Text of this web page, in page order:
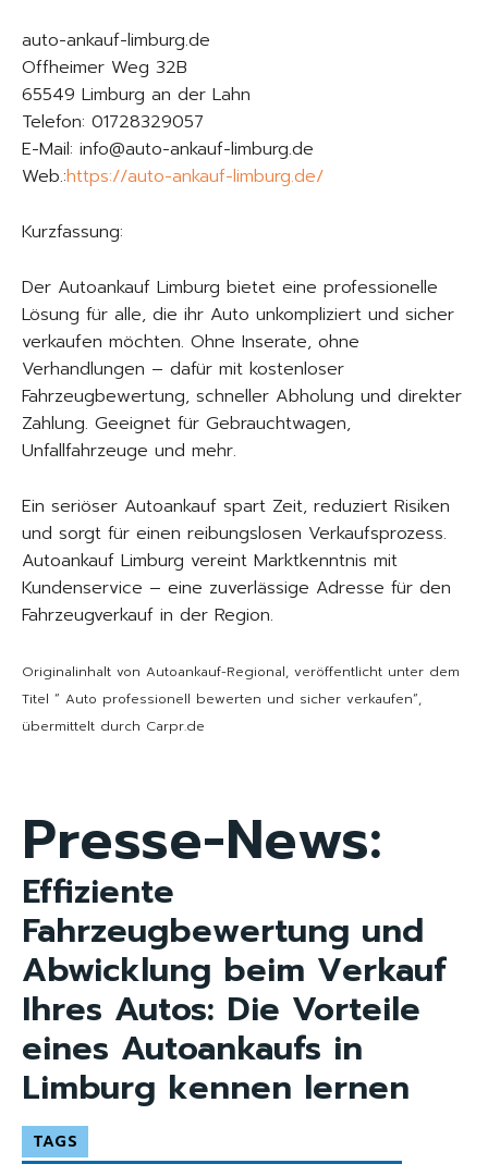
auto-ankauf-limburg.de
Offheimer Weg 32B
65549 Limburg an der Lahn
Telefon: 01728329057
E-Mail: info@auto-ankauf-limburg.de
Web.:https://auto-ankauf-limburg.de/
Kurzfassung:
Der Autoankauf Limburg bietet eine professionelle
Lösung für alle, die ihr Auto unkompliziert und sicher
verkaufen möchten. Ohne Inserate, ohne
Verhandlungen – dafür mit kostenloser
Fahrzeugbewertung, schneller Abholung und direkter
Zahlung. Geeignet für Gebrauchtwagen,
Unfallfahrzeuge und mehr.
Ein seriöser Autoankauf spart Zeit, reduziert Risiken
und sorgt für einen reibungslosen Verkaufsprozess.
Autoankauf Limburg vereint Marktkenntnis mit
Kundenservice – eine zuverlässige Adresse für den
Fahrzeugverkauf in der Region.
Originalinhalt von Autoankauf-Regional, veröffentlicht unter dem
Titel “ Auto professionell bewerten und sicher verkaufen“,
übermittelt durch Carpr.de
Presse-News:
Effiziente
Fahrzeugbewertung und
Abwicklung beim Verkauf
Ihres Autos: Die Vorteile
eines Autoankaufs in
Limburg kennen lernen
TAGS